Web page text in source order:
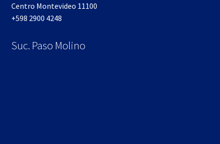
Centro Montevideo 11100
+598 2900 4248
Suc. Paso Molino